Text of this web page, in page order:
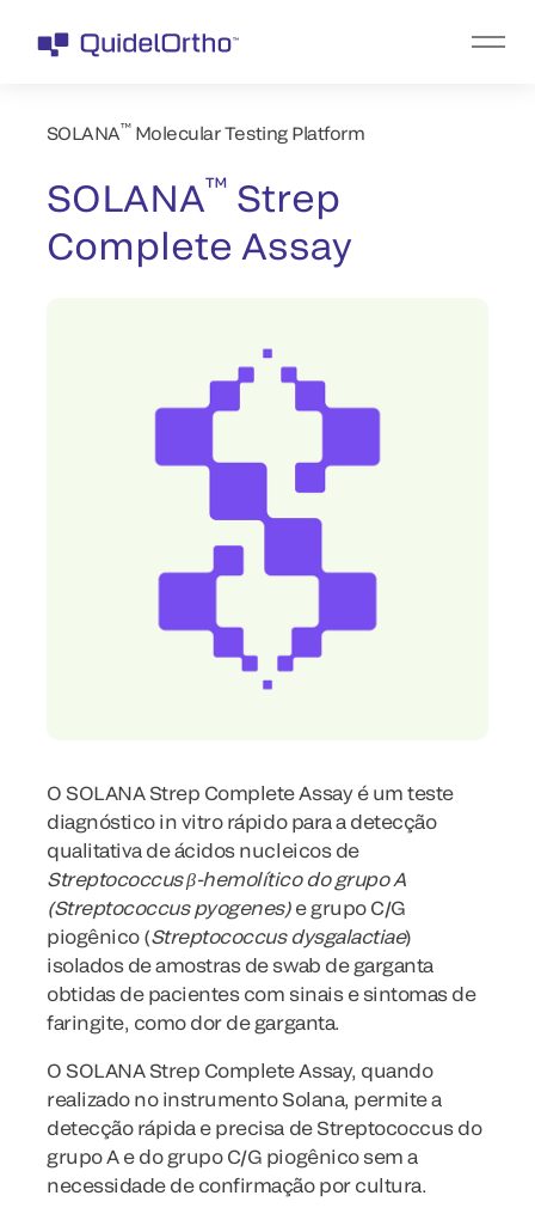
SOLANA™Molecular Testing Platform
SOLANA™ Strep
Complete Assay
O SOLANA Strep Complete Assay é um teste
diagnóstico in vitro rápido para a detecção
qualitativa de ácidos nucleicos de
Streptococcus β-hemolítico do grupo A
(Streptococcus pyogenes)e grupo C/G
piogênico (Streptococcus dysgalactiae)
isolados de amostras de swab de garganta
obtidas de pacientes com sinais e sintomas de
faringite, como dor de garganta.
O SOLANA Strep Complete Assay, quando
realizado no instrumento Solana, permite a
detecção rápida e precisa de Streptococcus do
grupo A e do grupo C/G piogênico sem a
necessidade de confirmação por cultura.